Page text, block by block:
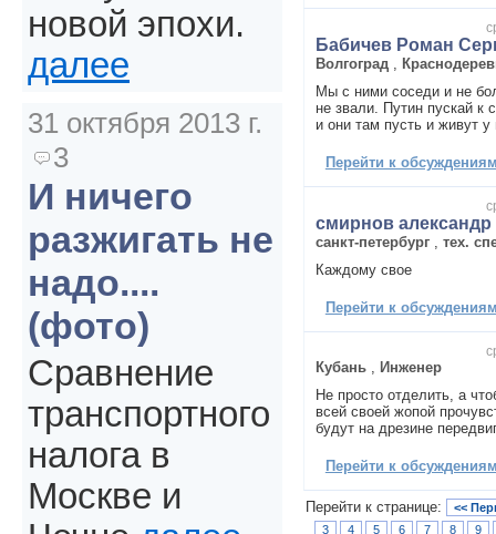
Бабичев Роман
Волгоград
Мы с ними соседи и не
не звали. Путин пускай к
и они там пусть и живут у
Перейти к
смирнов
санкт-петербург
тех.
Каждому свое
Перейти к
Кубань
Инженер
Не просто отделить, а
всей своей жопой
будут на дрезине
Перейти к
Перейти к странице:
<<
3
4 5 6 7 8 9
новой эпохи.
далее
31 октября 2013 г.
3
И ничего
разжигать не
надо....
(фото)
Сравнение
транспортного
налога в
Москве и